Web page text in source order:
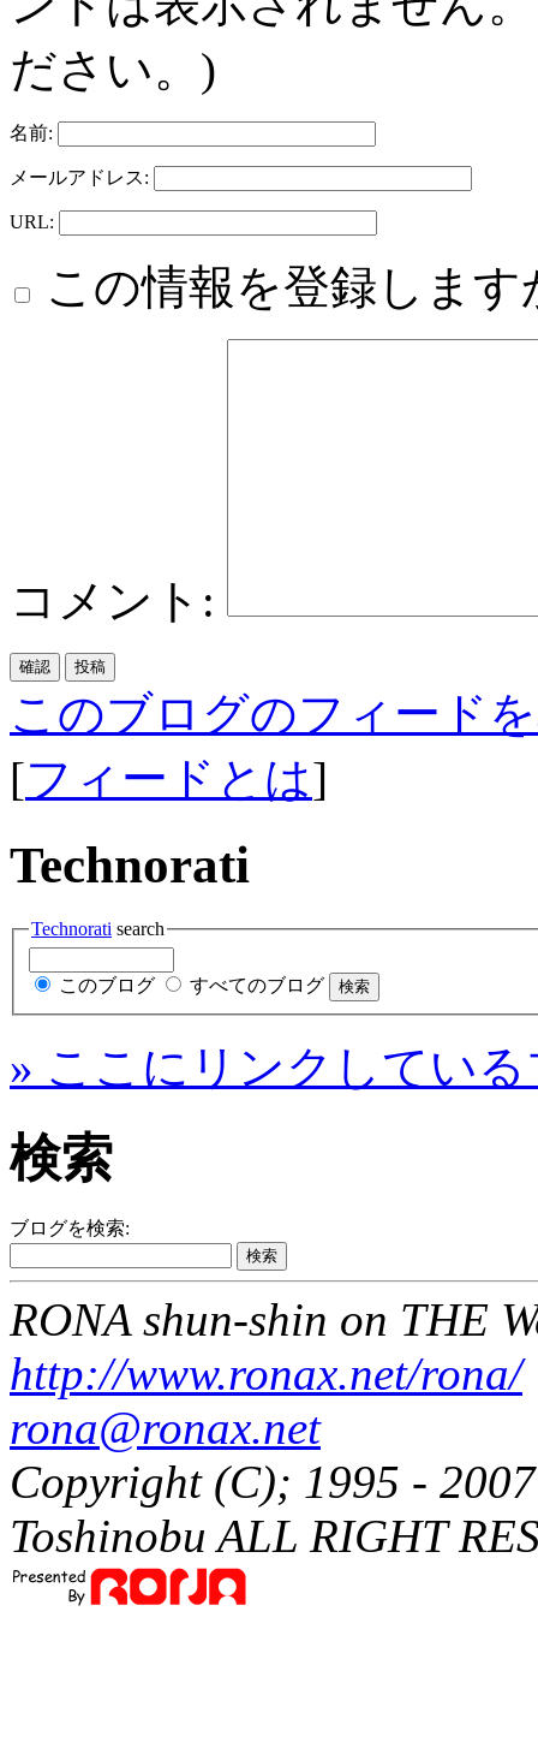
ださい。)
名前:
メールアドレス:
URL:
この情報を登録します
コメント:
このブログのフィード
[フィードとは]
Technorati
Technorati search
このブログ すべてのブログ
» ここにリンクしてい
検索
ブログを検索:
RONA shun-shin on THE
http://www.ronax.net/rona/
rona@ronax.net
Copyright (C); 1995 -
Toshinobu ALL RIGHT